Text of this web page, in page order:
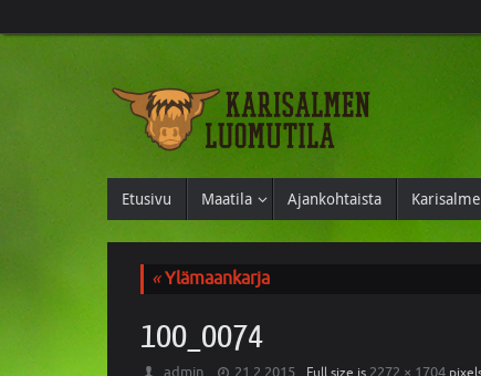
Etusivu Maatila Ajankohtaista
«Ylämaankarja
100_0074
admin 21.2.2015 2272 × 1704